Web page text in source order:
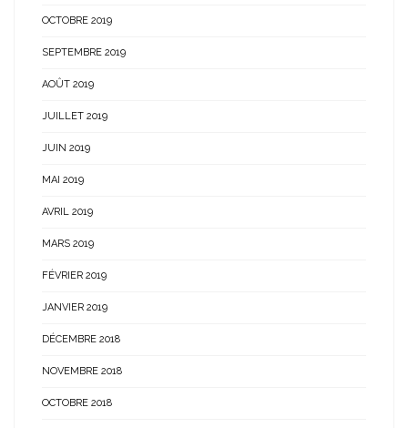
OCTOBRE 2019
SEPTEMBRE 2019
AOÛT 2019
JUILLET 2019
JUIN 2019
MAI 2019
AVRIL 2019
MARS 2019
FÉVRIER 2019
JANVIER 2019
DÉCEMBRE 2018
NOVEMBRE 2018
OCTOBRE 2018